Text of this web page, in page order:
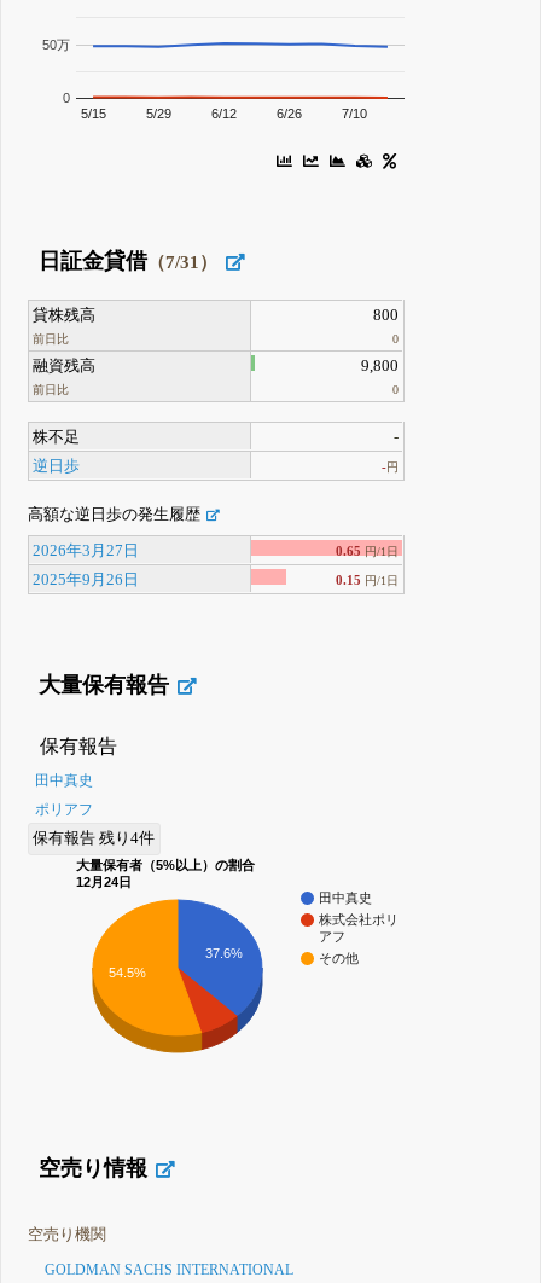
5/15 5/29 6/12 6/26 7/10
0
50万
日証金貸借（7/31）
貸株残高
前日比
800
0
融資残高
前日比
9,800
0
株不足
-
逆日歩
-円
高額な逆日歩の発生履歴
2026年3月27日 0.65 円/1日
2025年9月26日 0.15 円/1日
大量保有報告
保有報告
田中真史
ポリアフ
保有報告 残り4件
大量保有者（5%以上）の割合
12月24日
田中真史
株式会社ポリ
アフ
その他
37.6%
54.5%
空売り情報
空売り機関
GOLDMAN SACHS INTERNATIONAL